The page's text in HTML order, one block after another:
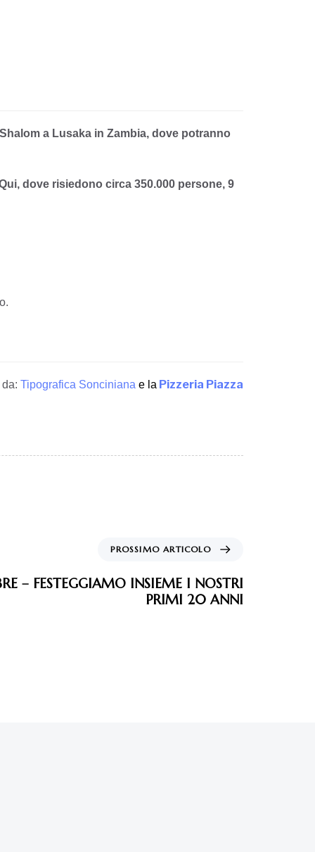
a Lusaka in Zambia, dove potranno
dove risiedono circa 350.000 persone, 9
da: Tipografica Sonciniana e la Pizzeria Piazza
PROSSIMO ARTICOLO
– FESTEGGIAMO INSIEME I NOSTRI
PRIMI 20 ANNI